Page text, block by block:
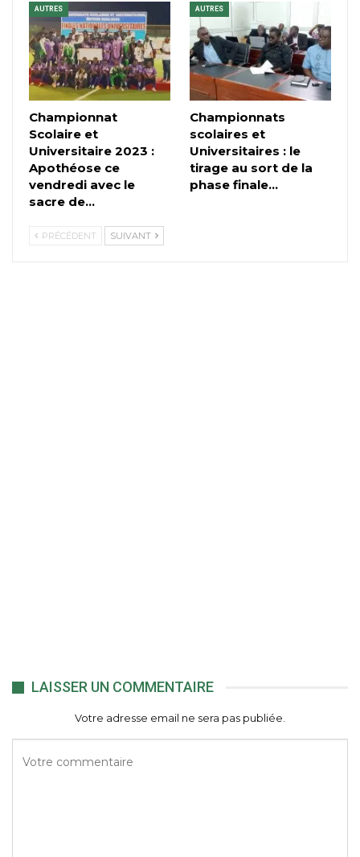
AUTRES
Championnat
Scolaire et
Universitaire 2023 :
Apothéose ce
vendredi avec le
sacre de…
AUTRES
Championnats
scolaires et
Universitaires : le
tirage au sort de la
phase finale…
PRÉCÉDENT SUIVANT
LAISSER UN COMMENTAIRE
Votre adresse email ne sera pas publiée.